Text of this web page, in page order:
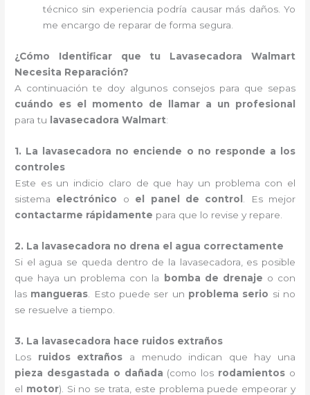
técnico sin experiencia podría causar más daños. Yo
me encargo de reparar de forma segura.
¿Cómo Identificar que tu Lavasecadora Walmart
Necesita Reparación?
A continuación te doy algunos consejos para que sepas
cuándo es el momento de llamar a un profesional
para tu
lavasecadora Walmart:
1. La lavasecadora no enciende o no responde a los
controles
Este es un indicio claro de que hay un problema con el
sistema electrónico o el panel de control
. Es mejor
contactarme rápidamente para que lo revise y repare.
2. La lavasecadora no drena el agua correctamente
Si el agua se queda dentro de la lavasecadora, es posible
que haya un problema con la
bomba de drenaje o con
las mangueras . Esto puede ser un problema serio si no
se resuelve a tiempo.
3. La lavasecadora hace ruidos extraños
Los ruidos extraños a menudo indican que hay una
pieza desgastada o dañada (como los rodamientos o
el motor). Si no se trata, este problema puede empeorar y